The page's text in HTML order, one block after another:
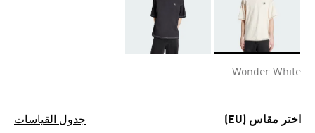
Wonder White
اختر مقاس (EU) جدول القياسات